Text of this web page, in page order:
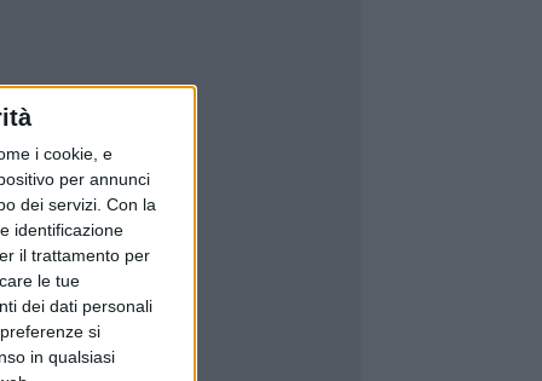
i cookie, e
per annunci
dei servizi. Con la
identificazione
il trattamento per
le tue
dei dati personali
si
in qualsiasi